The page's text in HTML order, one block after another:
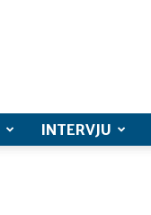
INTERVJU